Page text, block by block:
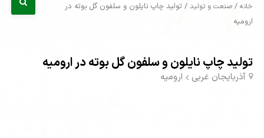
خانه /صنعت و تولید / تولید چاپ نایلون و سلفون گل بوته در
ارومیه
تولید چاپ نایلون و سلفون گل بوته در ارومیه
آذربایجان غربی ارومیه